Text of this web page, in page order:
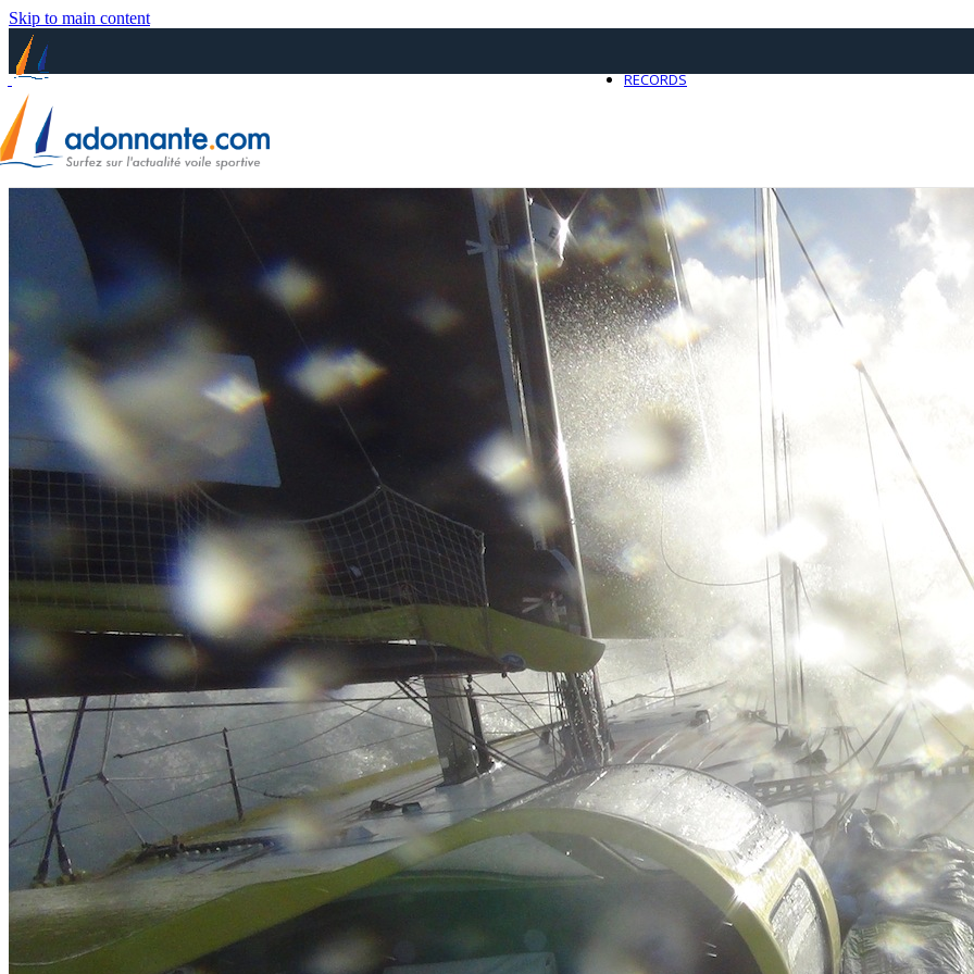
Skip to main content
0
RECORDS
05
Mai
Classe Ultim 32/23 Records Trophée Jules Verne
Un nouveau Maxi Edmond de
Source
Gitana Team
8 mai 2025